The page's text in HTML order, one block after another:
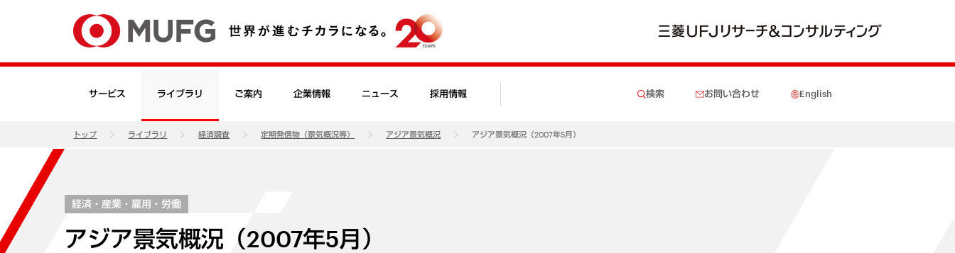
サービス ライブラリ ご案内 企業情報 ニュース 採用情報 検索 お問い合わせ English
トップ ライブラリ 経済調査 定期発信物（景気概況等） アジア景気概況 アジア景気概況（2007年5月）
経済・産業・雇用・労働
アジア景気概況（2007年5月）